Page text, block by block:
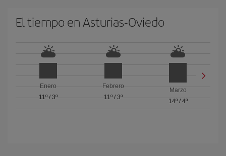
El tiempo en Asturias-Oviedo
Enero
11º/ 3º
Febrero
11º/ 3º
Marzo
14º/ 4º